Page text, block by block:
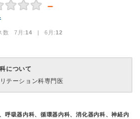
－
数 7月:14 | 6月:12
について
テーション科専門医
呼吸器内科、循環器内科、消化器内科、神経内